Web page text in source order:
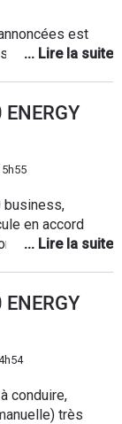
est
un véhicule
en accord
conduire,
très